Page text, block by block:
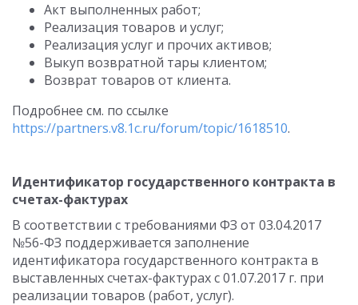
Акт выполненных работ;
Реализация товаров и услуг;
Реализация услуг и прочих активов;
Выкуп возвратной тары клиентом;
Возврат товаров от клиента.
Подробнее см. по ссылке
https://partners.v8.1c.ru/forum/topic/1618510.
Идентификатор государственного контракта в
счетах-фактурах
В соответствии с требованиями ФЗ от 03.04.2017
№56-ФЗ поддерживается заполнение
идентификатора государственного контракта в
выставленных счетах-фактурах с 01.07.2017 г. при
реализации товаров (работ, услуг).